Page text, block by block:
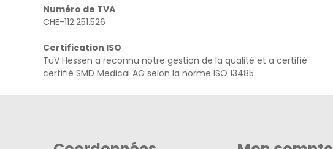
Numéro de TVA
CHE-112.251.526
Certification ISO
TüV Hessen a reconnu notre gestion de la qualité et a certifié
certifié SMD Medical AG selon la norme ISO 13485.